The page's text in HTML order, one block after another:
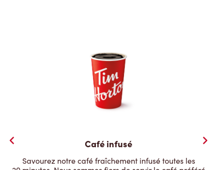
Café infusé
Savourez notre café fraîchement infusé toutes les